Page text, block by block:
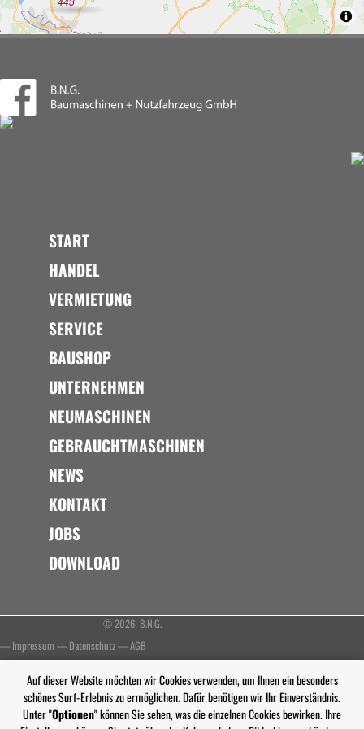
START
HANDEL
VERMIETUNG
SERVICE
BAUSHOP
UNTERNEHMEN
NEUMASCHINEN
GEBRAUCHTMASCHINEN
NEWS
KONTAKT
JOBS
DOWNLOAD
© 2026 B.N.G.
— Impressum — Datenschutz—AGB
Auf dieser Website möchten wir Cookies verwenden, um Ihnen ein besonders
schönes Surf-Erlebnis zu ermöglichen. Dafür benötigen wir Ihr Einverständnis.
Unter "Optionen" können Sie sehen, was die einzelnen Cookies bewirken. Ihre